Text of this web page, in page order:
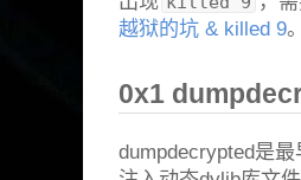
越狱的坑 & killed 9。
0x1
dumpdecrypted是